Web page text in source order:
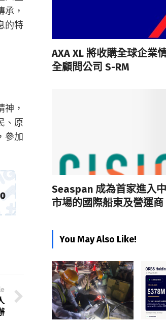
，
的特
，
、原
參加
AXA XL 將收購全球企業
全顧問公司 S-RM
Seaspan 成為首家進入
市場的國際船東及營運商
You May Also Like!